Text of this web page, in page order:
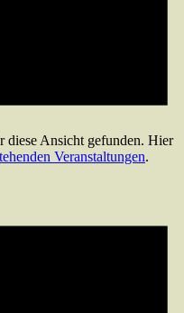
diese Ansicht gefunden. Hier
Veranstaltungen.